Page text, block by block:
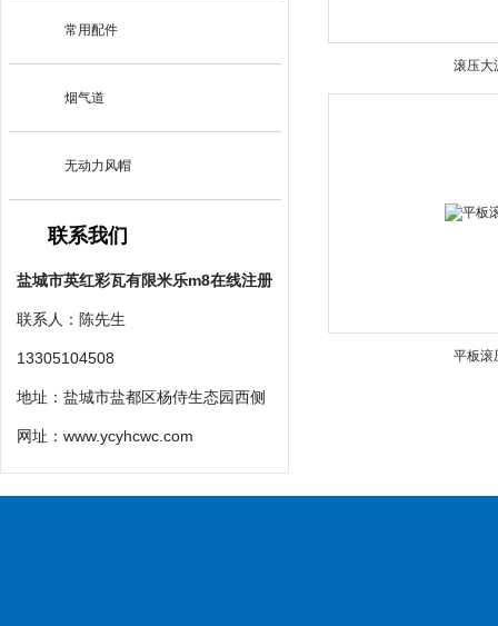
常用配件
烟气道
无动力风帽
联系我们
盐城市英红彩瓦有限米乐m8在线注册
联系人：陈先生
13305104508
地址：盐城市盐都区杨侍生态园西侧
网址： www.ycyhcwc.com
滚压大
平板滚